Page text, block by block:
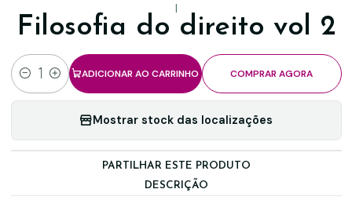
|
Filosofia do direito vol 2
Quantidade
ADICIONAR AO CARRINHO COMPRAR AGORA
Mostrar stock das localizações
PARTILHAR ESTE PRODUTO
DESCRIÇÃO